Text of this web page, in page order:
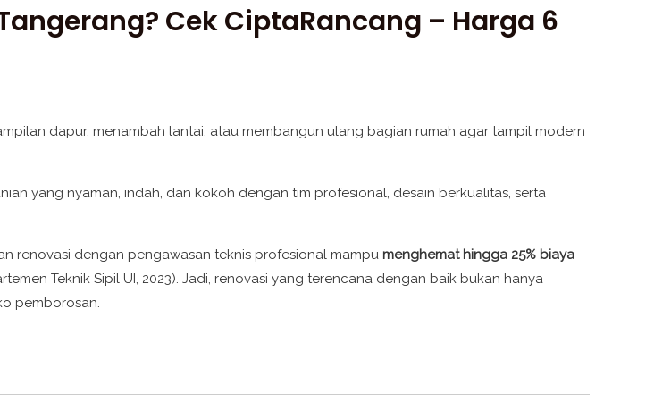
Cek CiptaRancang – Harga 6
dapur, menambah lantai, atau membangun ulang bagian rumah agar tampil modern
yang nyaman, indah, dan kokoh dengan tim profesional, desain berkualitas, serta
renovasi dengan pengawasan teknis profesional mampu menghemat hingga 25% biaya
Teknik Sipil UI, 2023). Jadi, renovasi yang terencana dengan baik bukan hanya
pemborosan.